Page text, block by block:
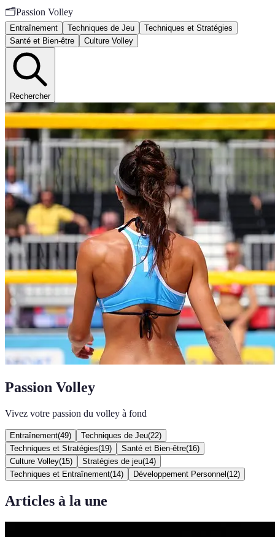
🗂️Passion Volley
Entraînement Techniques de Jeu
Techniques et Stratégies
Santé et Bien-être
Culture Volley
Rechercher
Passion Volley
Vivez votre passion du volley à fond
Entraînement(49) Techniques de Jeu(22)
Techniques et Stratégies(19) Santé et Bien-être(16)
Culture Volley(15) Stratégies de jeu(14)
Techniques et Entraînement(14) Développement Personnel (12)
Articles à la une